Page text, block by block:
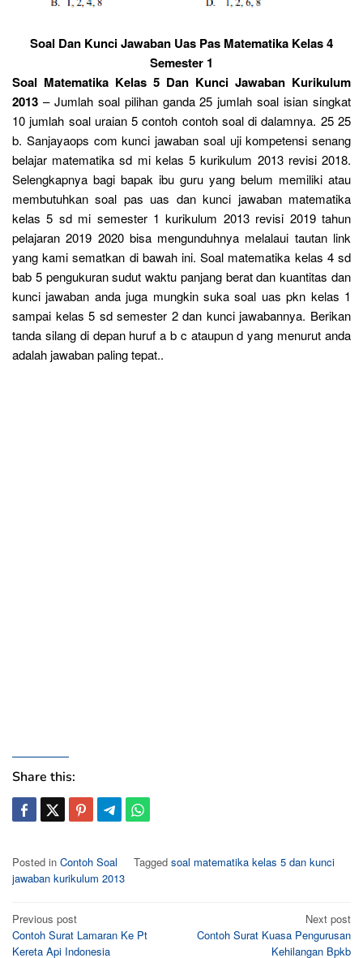
Soal Dan Kunci Jawaban Uas Pas Matematika Kelas 4
Semester 1
Soal Matematika Kelas 5 Dan Kunci Jawaban Kurikulum
2013 – Jumlah soal pilihan ganda 25 jumlah soal isian singkat
10 jumlah soal uraian 5 contoh contoh soal di dalamnya. 25 25
b. Sanjayaops com kunci jawaban soal uji kompetensi senang
belajar matematika sd mi kelas 5 kurikulum 2013 revisi 2018.
Selengkapnya bagi bapak ibu guru yang belum memiliki atau
membutuhkan soal pas uas dan kunci jawaban matematika
kelas 5 sd mi semester 1 kurikulum 2013 revisi 2019 tahun
pelajaran 2019 2020 bisa mengunduhnya melalaui tautan link
yang kami sematkan di bawah ini. Soal matematika kelas 4 sd
bab 5 pengukuran sudut waktu panjang berat dan kuantitas dan
kunci jawaban anda juga mungkin suka soal uas pkn kelas 1
sampai kelas 5 sd semester 2 dan kunci jawabannya. Berikan
tanda silang di depan huruf a b c ataupun d yang menurut anda
adalah jawaban paling tepat..
Share this:
Posted in Contoh Soal Tagged soal matematika kelas 5 dan kunci
jawaban kurikulum 2013
Post
navigation
Previous post
Contoh Surat Lamaran Ke Pt
Kereta Api Indonesia
Next post
Contoh Surat Kuasa Pengurusan
Kehilangan Bpkb